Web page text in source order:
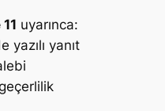
uyarınca:
yazılı yanıt